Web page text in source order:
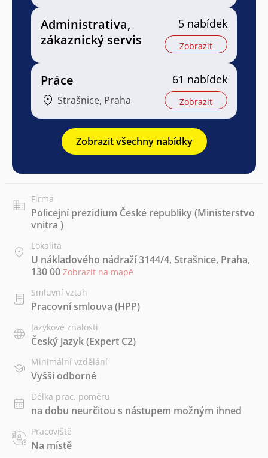
Administrativa,
zákaznický servis
5 nabídek
Zobrazit
Práce
Strašnice, Praha
61 nabídek
Zobrazit
Zobrazit všechny nabídky
Firma
Policejní prezidium České republiky (Ministerstvo
vnitra )
Lokalita
U nákladového nádraží 3144/4, Strašnice, Praha,
130 00 Zobrazit na mapě
Smluvní vztah
Pracovní smlouva (HPP)
Jazykové znalosti
Český jazyk(Expert C2)
Minimální vzdělání
Vyšší odborné
Délka prac. poměru
na dobu neurčitou s nástupem možným ihned
Pracoviště
Na místě